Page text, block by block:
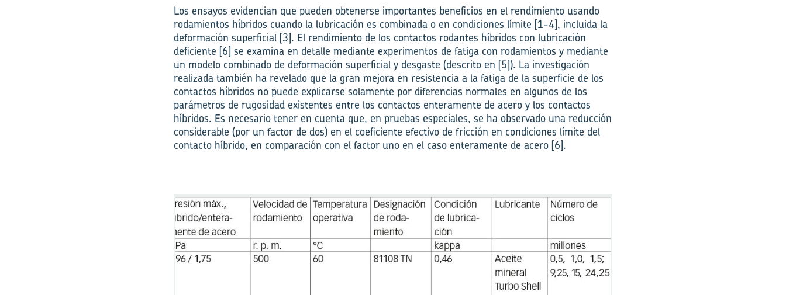
Los ensayos evidencian que pueden obtenerse importantes beneficios en el rendimiento usando
rodamientos híbridos cuando la lubricación es combinada o en condiciones límite [1-4], incluida la
deformación superficial [3]. El rendimiento de los contactos rodantes híbridos con lubricación
deficiente [6] se examina en detalle mediante experimentos de fatiga con rodamientos y mediante
un modelo combinado de deformación superficial y desgaste (descrito en [5]). La investigación
realizada también ha revelado que la gran mejora en resistencia a la fatiga de la superficie de los
contactos híbridos no puede explicarse solamente por diferencias normales en algunos de los
parámetros de rugosidad existentes entre los contactos enteramente de acero y los contactos
híbridos. Es necesario tener en cuenta que, en pruebas especiales, se ha observado una reducción
considerable (por un factor de dos) en el coeficiente efectivo de fricción en condiciones límite del
contacto híbrido, en comparación con el factor uno en el caso enteramente de acero [6].